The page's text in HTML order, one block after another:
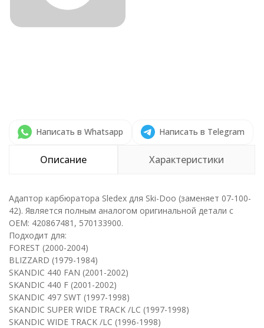
Написать в Whatsapp Написать в Telegram
Описание Характеристики
Адаптор карбюратора Sledex для Ski-Doo (заменяет 07-100-
42). Является полным аналогом оригинальной детали с
ОЕМ: 420867481, 570133900.
Подходит для:
FOREST (2000-2004)
BLIZZARD (1979-1984)
SKANDIC 440 FAN (2001-2002)
SKANDIC 440 F (2001-2002)
SKANDIC 497 SWT (1997-1998)
SKANDIC SUPER WIDE TRACK /LC (1997-1998)
SKANDIC WIDE TRACK /LC (1996-1998)